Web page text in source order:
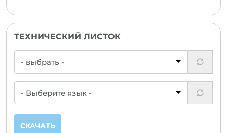
ТЕХНИЧЕСКИЙ ЛИСТОК
СКАЧАТЬ